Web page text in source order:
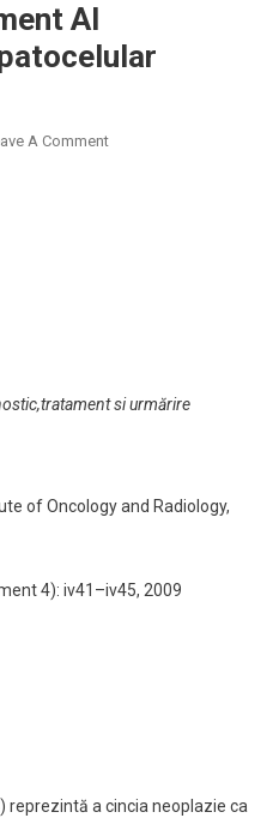
Al
A CommentOn
si urmărire
of Oncology and Radiology,
4): iv41–iv45, 2009
reprezintă a cincia neoplazie ca